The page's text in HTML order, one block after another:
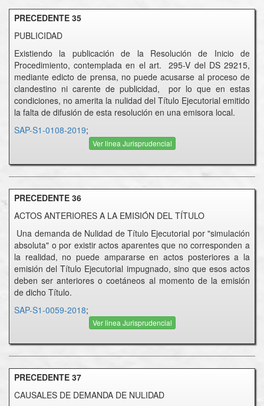
PRECEDENTE 35
PUBLICIDAD
Existiendo la publicación de la Resolución de Inicio de
Procedimiento, contemplada en el art. 295-V del DS 29215,
mediante edicto de prensa, no puede acusarse al proceso de
clandestino ni carente de publicidad, por lo que en estas
condiciones, no amerita la nulidad del Título Ejecutorial emitido
la falta de difusión de esta resolución en una emisora local.
SAP-S1-0108-2019;
Ver linea Jurisprudencial
PRECEDENTE 36
ACTOS ANTERIORES A LA EMISIÓN DEL TÍTULO
Una demanda de Nulidad de Título Ejecutorial por "simulación
absoluta" o por existir actos aparentes que no corresponden a
la realidad, no puede ampararse en actos posteriores a la
emisión del Título Ejecutorial impugnado, sino que esos actos
deben ser anteriores o coetáneos al momento de la emisión
de dicho Título.
SAP-S1-0059-2018;
Ver linea Jurisprudencial
PRECEDENTE 37
CAUSALES DE DEMANDA DE NULIDAD